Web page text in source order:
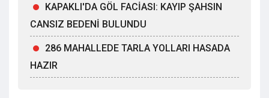
KAPAKLI'DA GÖL FACİASI: KAYIP ŞAHSIN
CANSIZ BEDENİ BULUNDU
286 MAHALLEDE TARLA YOLLARI HASADA
HAZIR